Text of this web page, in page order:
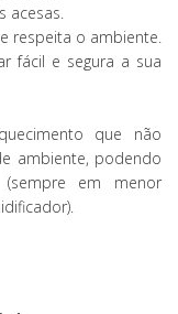
acesas.
respeita o ambiente.
fácil e segura a sua
que não
ambiente, podendo
em menor